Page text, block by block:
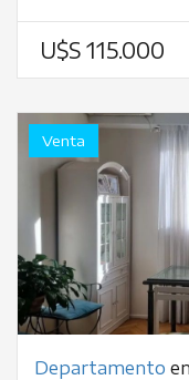
U$S 115.000
Venta
Departamento